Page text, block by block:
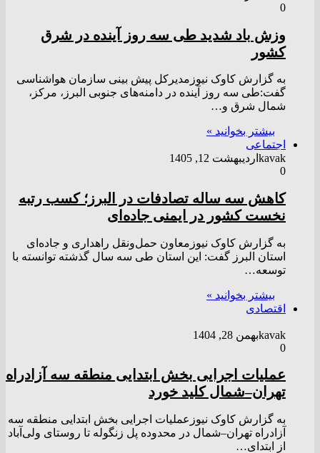
0
وزش باد شدید طی سه روز آینده در شرق
کشور
به گزارش کاوک نیوزمدیرکل پیش بینی سازمان هواشناسی
گفت:طی سه روز آینده در دامنه‌های جنوبی البرز، مرکز،
شمال شرق و…
بیشتر بخوانید »
اجتماعی
kavak اردیبهشت 12, 1405
0
کاهش سه‌ ساله تصادفات در البرز؛ کسب رتبه
نخست کشور در ایمنی جاده‌ای
به گزارش کاوک نیوزمعاون حمل‌ونقل راهداری و جاده‌ای
استان البرز گفت: این استان طی سه سال گذشته توانسته با
توسعه…
بیشتر بخوانید »
اقتصادی
kavakبهمن 28, 1404
0
عملیات اجرایی بخش ابتدایی منطقه سه آزادراه
تهران–شمال کلید خورد
به گزارش کاوک نیوزعملیات اجرایی بخش ابتدایی منطقه سه
آزادراه تهران–شمال در محدوده پل زنگوله تا روستای ولی‌آباد
از ابتدای…